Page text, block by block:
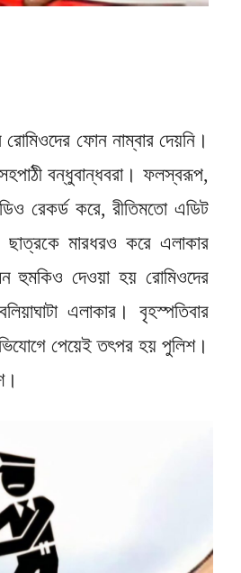
ফোন নাম্বার দেয়নি।
বন্ধুবান্ধবরা। ফলস্বরূপ,
রেকর্ড করে, রীতিমতো এডিট
মারধরও করে এলাকার
হুমকিও দেওয়া হয় রোমিওদের
এলাকার। বৃহস্পতিবার
পেয়েই তৎপর হয় পুলিশ।